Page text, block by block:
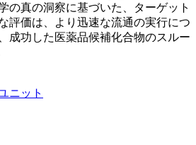
の真の洞察に基づいた、ターゲット
評価は、より迅速な流通の実行につ
成功した医薬品候補化合物のスルー
ニット